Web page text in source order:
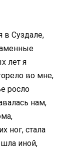
в Суздале,
лет я
во мне,
росло
нам,
ног, стала
иной,